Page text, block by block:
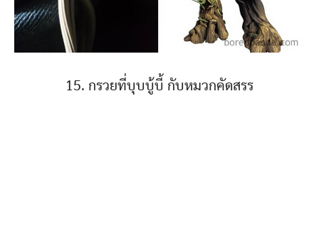
15. กรวยที่บุบบู้บี้ กับหมวกคัดสรร